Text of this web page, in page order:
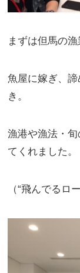
まずは但馬の
魚屋に嫁ぎ、
き。
漁港や漁法・
てくれました。
（“飛んでるロ